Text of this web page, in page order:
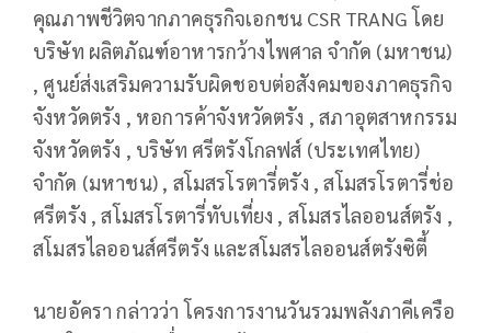
คุณภาพชีวิตจากภาคธุรกิจเอกชน CSR TRANG โดย
บริษัท ผลิตภัณฑ์อาหารกว้างไพศาล จำกัด (มหาชน)
, ศูนย์ส่งเสริมความรับผิดชอบต่อสังคมของภาคธุรกิจ
จังหวัดตรัง , หอการค้าจังหวัดตรัง , สภาอุตสาหกรรม
จังหวัดตรัง , บริษัท ศรีตรังโกลฟส์ (ประเทศไทย)
จำกัด (มหาชน) , สโมสรโรตารี่ตรัง , สโมสรโรตารี่ช่อ
ศรีตรัง , สโมสรโรตารี่ทับเที่ยง , สโมสรไลออนส์ตรัง ,
สโมสรไลออนส์ศรีตรัง และสโมสรไลออนส์ตรังซิตี้
นายอัครา กล่าวว่า โครงการงานวันรวมพลังภาคีเครือ